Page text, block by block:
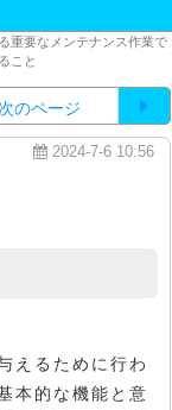
重要なメンテナンス作業で
こと
次のページ
2024-7-6 10:56
の基本と意義
えるために行わ
本的な機能と意